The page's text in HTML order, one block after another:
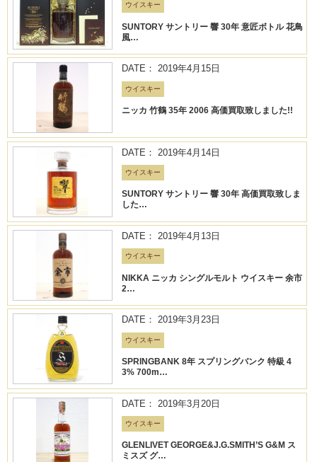
ウイスキー
SUNTORY サントリー 響 30年 意匠ボトル 花鳥
風…
DATE： 2019年4月15日
ウイスキー
ニッカ 竹鶴 35年 2006 高価買取致しました!!
DATE： 2019年4月14日
ウイスキー
SUNTORY サントリー 響 30年 高価買取致しま
した…
DATE： 2019年4月13日
ウイスキー
NIKKA ニッカ シングルモルト ウイスキー 余市
2…
DATE： 2019年3月23日
ウイスキー
SPRINGBANK 8年 スプリングバンク 特級 4
3% 700m…
DATE： 2019年3月20日
ウイスキー
GLENLIVET GEORGE&J.G.SMITH’S G&M ス
ミスズ グ…